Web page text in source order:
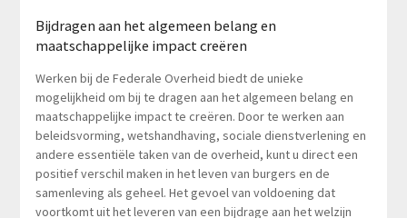
Bijdragen aan het algemeen belang en
maatschappelijke impact creëren
Werken bij de Federale Overheid biedt de unieke
mogelijkheid om bij te dragen aan het algemeen belang en
maatschappelijke impact te creëren. Door te werken aan
beleidsvorming, wetshandhaving, sociale dienstverlening en
andere essentiële taken van de overheid, kunt u direct een
positief verschil maken in het leven van burgers en de
samenleving als geheel. Het gevoel van voldoening dat
voortkomt uit het leveren van een bijdrage aan het welzijn